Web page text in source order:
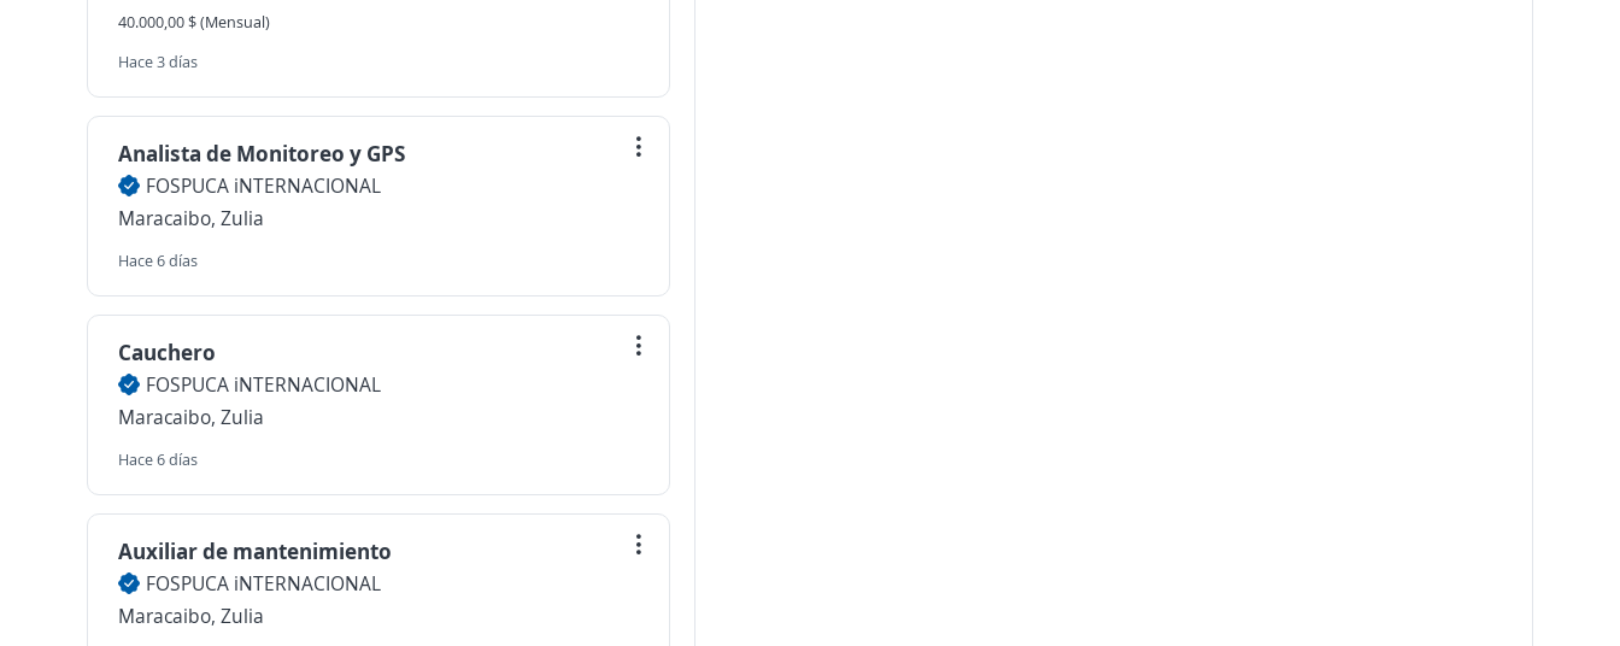
40.000,00 $ (Mensual)
Hace 3 días
Analista de Monitoreo y GPS
FOSPUCA iNTERNACIONAL
Maracaibo, Zulia
Hace 6 días
Cauchero
FOSPUCA iNTERNACIONAL
Maracaibo, Zulia
Hace 6 días
Auxiliar de mantenimiento
FOSPUCA iNTERNACIONAL
Maracaibo, Zulia